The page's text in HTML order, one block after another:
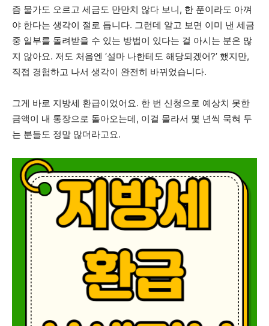
즘 물가도 오르고 세금도 만만치 않다 보니, 한 푼이라도 아껴
야 한다는 생각이 절로 듭니다. 그런데 알고 보면 이미 낸 세금
중 일부를 돌려받을 수 있는 방법이 있다는 걸 아시는 분은 많
지 않아요. 저도 처음엔 ‘설마 나한테도 해당되겠어?’ 했지만,
직접 경험하고 나서 생각이 완전히 바뀌었습니다.
그게 바로 지방세 환급이었어요. 한 번 신청으로 예상치 못한
금액이 내 통장으로 돌아오는데, 이걸 몰라서 몇 년씩 묵혀 두
는 분들도 정말 많더라고요.